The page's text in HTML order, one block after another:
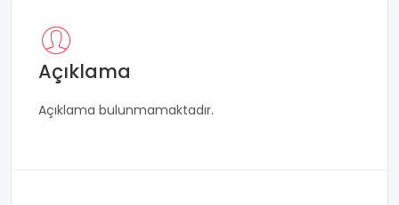
Açıklama
Açıklama bulunmamaktadır.